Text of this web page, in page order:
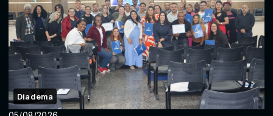
Diadema